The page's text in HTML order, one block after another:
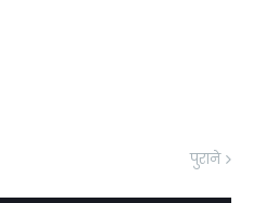
पुराने